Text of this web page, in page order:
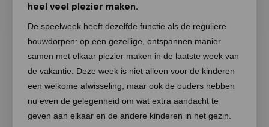
heel veel plezier maken.
De speelweek heeft dezelfde functie als de reguliere
bouwdorpen: op een gezellige, ontspannen manier
samen met elkaar plezier maken in de laatste week van
de vakantie. Deze week is niet alleen voor de kinderen
een welkome afwisseling, maar ook de ouders hebben
nu even de gelegenheid om wat extra aandacht te
geven aan elkaar en de andere kinderen in het gezin.